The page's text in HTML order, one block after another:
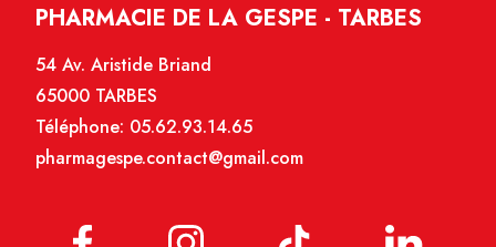
PHARMACIE DE LA GESPE - TARBES
54 Av. Aristide Briand
65000 TARBES
Téléphone: 05.62.93.14.65
pharmagespe.contact@gmail.com